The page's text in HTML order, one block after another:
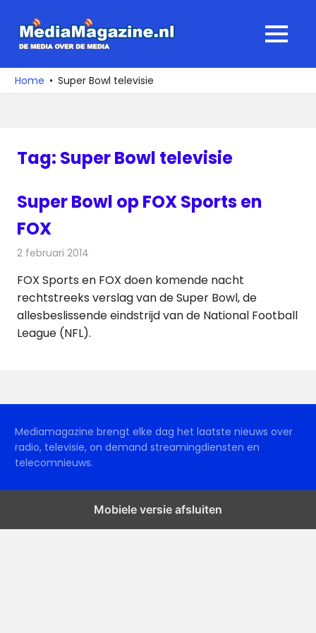
naar
media
over
MENU
Home Super Bowl televisie
Tag: Super Bowl televisie
Super Bowl op FOX Sports en
FOX
2 februari 2014
FOX Sports en FOX doen komende nacht
rechtstreeks verslag van de Super Bowl, de
allesbeslissende eindstrijd van de National Football
League (NFL).
Mediamagazine brengt elke dag het laatste nieuws over
radio, televisie, on demand streamingdiensten en
telecomnieuws.
Mobiele versie afsluiten